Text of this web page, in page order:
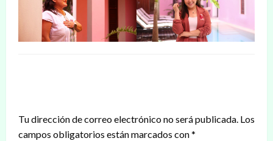
Tu dirección de correo electrónico no será publicada. Los
campos obligatorios están marcados con*